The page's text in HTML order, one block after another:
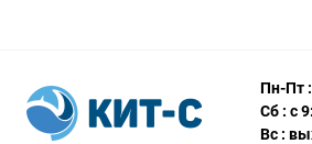
Пн-Пт
Сб : с
Вс :